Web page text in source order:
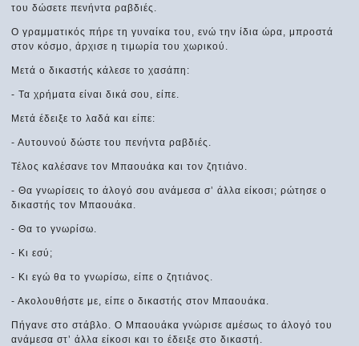
του δώσετε πενήντα ραβδιές.
Ο γραμματικός πήρε τη γυναίκα του, ενώ την ίδια ώρα, μπροστά
στον κόσμο, άρχισε η τιμωρία του χωρικού.
Μετά ο δικαστής κάλεσε το χασάπη:
- Τα χρήματα είναι δικά σου, είπε.
Μετά έδειξε το λαδά και είπε:
- Αυτουνού δώστε του πενήντα ραβδιές.
Τέλος καλέσανε τον Μπαουάκα και τον ζητιάνο.
- Θα γνωρίσεις το άλογό σου ανάμεσα σ’ άλλα είκοσι; ρώτησε ο
δικαστής τον Μπαουάκα.
- Θα το γνωρίσω.
- Κι εσύ;
- Κι εγώ θα το γνωρίσω, είπε ο ζητιάνος.
- Ακολουθήστε με, είπε ο δικαστής στον Μπαουάκα.
Πήγανε στο στάβλο. Ο Μπαουάκα γνώρισε αμέσως το άλογό του
ανάμεσα στ’ άλλα είκοσι και το έδειξε στο δικαστή.